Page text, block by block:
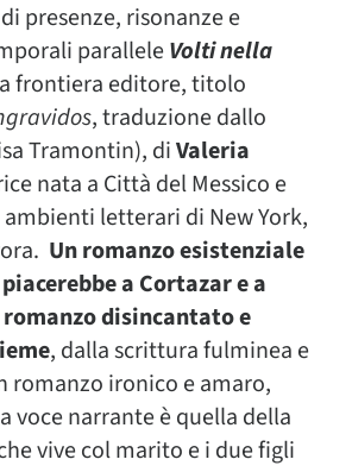
presenze, risonanze e
paralleleVolti nella
frontiera editore, titolo
, traduzione dallo
Tramontin), diValeria
nata a Città del Messico e
letterari di New York,
Un romanzo esistenziale
a Cortazar e a
romanzo disincantato e
, dalla scrittura fulminea e
romanzo ironico e amaro,
voce narrante è quella della
vive col marito e i due figli